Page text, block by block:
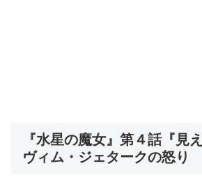
『水星の魔女』第４話『見
ヴィム・ジェタークの怒り